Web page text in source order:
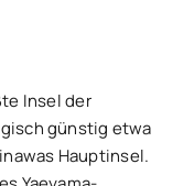
Insel der
günstig etwa
Hauptinsel.